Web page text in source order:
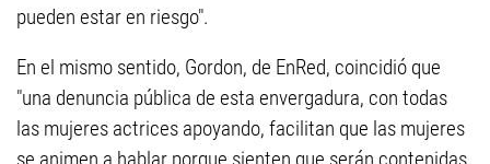
pueden estar en riesgo".
En el mismo sentido, Gordon, de EnRed, coincidió que
"una denuncia pública de esta envergadura, con todas
las mujeres actrices apoyando, facilitan que las mujeres